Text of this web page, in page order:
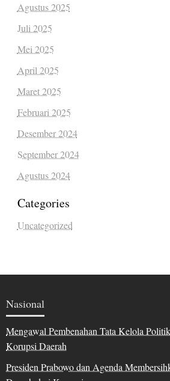
Agustus 2025
Juli 2025
Mei 2025
April 2025
Maret 2025
Februari 2025
Desember 2024
September 2024
Agustus 2024
Categories
Uncategorized
Nasional
Mengawal Pembenahan Tata Kelola
Korupsi Daerah
Presiden Prabowo dan Agenda